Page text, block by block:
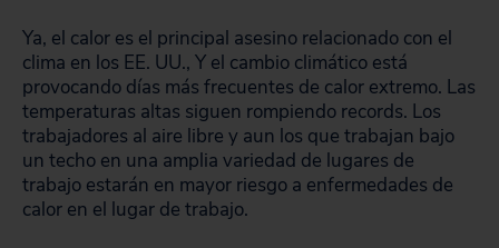
Ya, el calor es el principal asesino relacionado con el
clima en los EE. UU., Y el cambio climático está
provocando días más frecuentes de calor extremo. Las
temperaturas altas siguen rompiendo records. Los
trabajadores al aire libre y aun los que trabajan bajo
un techo en una amplia variedad de lugares de
trabajo estarán en mayor riesgo a enfermedades de
calor en el lugar de trabajo.